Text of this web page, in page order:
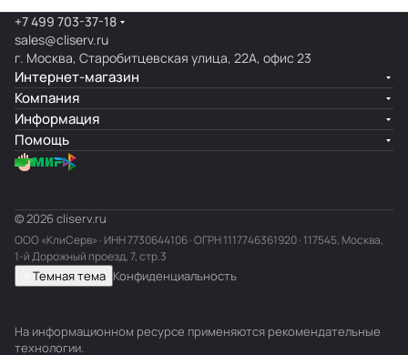
+7 499 703-37-18
sales@cliserv.ru
г. Москва, Старобитцевская улица, 22А, офис 23
Интернет-магазин
Компания
Информация
Помощь
© 2026 cliserv.ru
ООО «КлиСерв» · ИНН7730644106· ОГРН 1117746361920 · 117545, Москва,
1-й Дорожный проезд, 7, стр.3
Темная тема Конфиденциальность
На информационном ресурсе применяются рекомендательные
технологии.